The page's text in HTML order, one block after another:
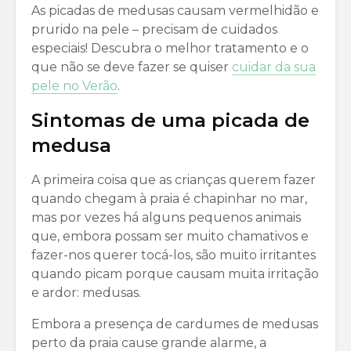
As picadas de medusas causam vermelhidão e
prurido na pele – precisam de cuidados
especiais! Descubra o melhor tratamento e o
que não se deve fazer se quiser cuidar da sua
pele no Verão.
Sintomas de uma picada de
medusa
A primeira coisa que as crianças querem fazer
quando chegam à praia é chapinhar no mar,
mas por vezes há alguns pequenos animais
que, embora possam ser muito chamativos e
fazer-nos querer tocá-los, são muito irritantes
quando picam porque causam muita irritação
e ardor: medusas.
Embora a presença de cardumes de medusas
perto da praia cause grande alarme, a